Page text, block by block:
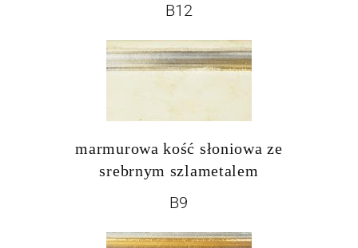
B12
marmurowa kość słoniowa ze
srebrnym szlametalem
B9